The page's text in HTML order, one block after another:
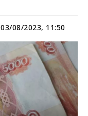
03/08/2023, 11:50